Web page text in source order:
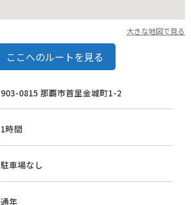
大きな地図で見る
ここへのルートを見る
903-0815 那覇市首里金城町1-2
1時間
駐車場なし
通年